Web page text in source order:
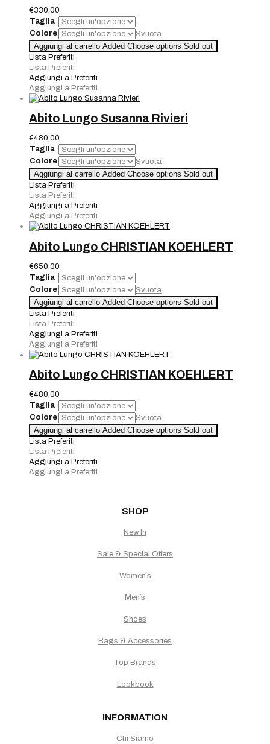
€330,00
Taglia
Colore
Svuota
Abito
Lungo
Susanna
Rivieri
quantità
Aggiungi al carrello Added Choose options Sold out
Lista Preferiti
Lista Preferiti
Aggiungi a Preferiti
Aggiungi a Preferiti
Abito Lungo Susanna Rivieri
€480,00
Taglia
Colore
Svuota
Abito
Lungo
Susanna
Rivieri
quantità
Aggiungi al carrello Added Choose options Sold out
Lista Preferiti
Lista Preferiti
Aggiungi a Preferiti
Aggiungi a Preferiti
Abito Lungo CHRISTIAN KOEHLERT
€650,00
Taglia
Colore
Svuota
Abito
Lungo
CHRISTIAN
KOEHLERT
quantità
Aggiungi al carrello Added Choose options Sold out
Lista Preferiti
Lista Preferiti
Aggiungi a Preferiti
Aggiungi a Preferiti
Abito Lungo CHRISTIAN KOEHLERT
€480,00
Taglia
Colore
Svuota
Abito
Lungo
CHRISTIAN
KOEHLERT
quantità
Aggiungi al carrello Added Choose options Sold out
Lista Preferiti
Lista Preferiti
Aggiungi a Preferiti
Aggiungi a Preferiti
SHOP
New In
Sale & Special Offers
Women`s
Men`s
Shoes
Bags & Accessories
Top Brands
Lookbook
INFORMATION
Chi Siamo